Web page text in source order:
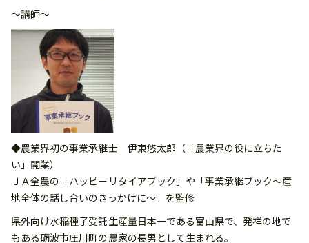
～講師～
◆農業界初の事業承継士 伊東悠太郎（「農業界の役に立ちた
い」開業）
ＪＡ全農の「ハッピーリタイアブック」や「事業承継ブック～産
地全体の話し合いのきっかけに～」を監修
県外向け水稲種子受託生産量日本一である富山県で、発祥の地で
もある砺波市庄川町の農家の長男として生まれる。